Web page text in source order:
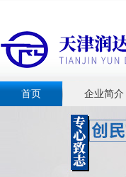
首页 企业简介